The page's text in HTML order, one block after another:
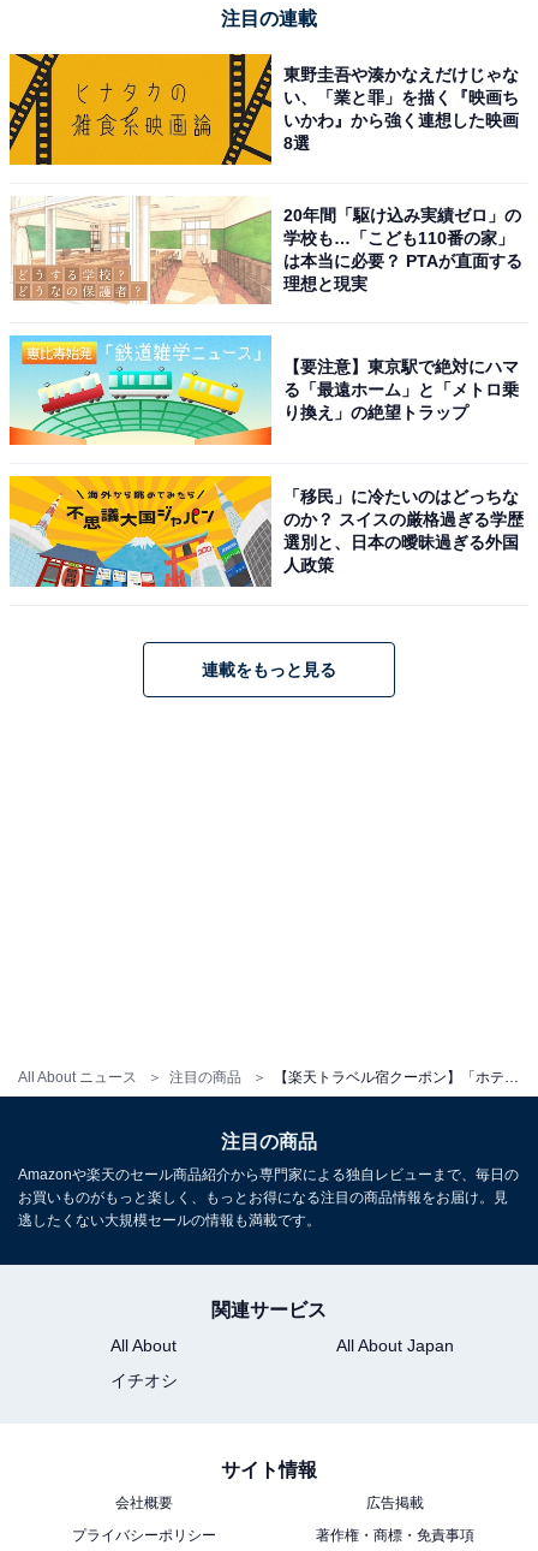
All About ニュース 注目の商品
※掲載されている情報は記事公開時のものです。あらか
じめご了承ください。 また、記事中の宿泊プランを予約
すると、売上の一部がオールアバウトに還元されること
があります。
この記事の執筆者： All About ニュース お買
いもの部
る独自レビューなど、ここでしか手に入らない情報も満載です。
注目の連載
東野圭吾や湊かなえだけじゃな
い、「業と罪」を描く『映画ち
いかわ』から強く連想した映画
8選
20年間「駆け込み実績ゼロ」の
学校も…「こども110番の家」
は本当に必要？ PTAが直面する
理想と現実
【要注意】東京駅で絶対にハマ
る「最遠ホーム」と「メトロ乗
り換え」の絶望トラップ
「移民」に冷たいのはどっちな
のか？ スイスの厳格過ぎる学歴
選別と、日本の曖昧過ぎる外国
人政策
連載をもっと見る
注目の商品
Amazonや楽天のセール商品紹介から専門家による独自レビューまで、毎日の
お買いものがもっと楽しく、もっとお得になる注目の商品情報をお届け。見
逃したくない大規模セールの情報も満載です。
関連サービス
All About
All About Japan
イチオシ
サイト情報
会社概要
広告掲載
プライバシーポリシー
著作権・商標・免責事項